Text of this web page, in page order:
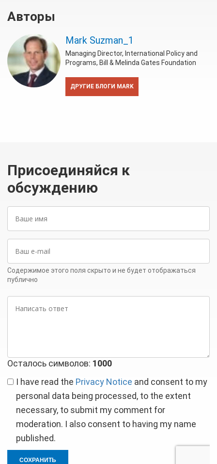
Авторы
Mark Suzman_1
Managing Director, International Policy and
Programs, Bill & Melinda Gates Foundation
ДРУГИЕ БЛОГИ MARK
Присоединяйся к
обсуждению
имя
mail
Содержимое этого поля скрыто и не будет отображаться
публично
ответ
Осталось символов: 1000
I have read the Privacy Notice and consent to my
personal data being processed, to the extent
necessary, to submit my comment for
moderation. I also consent to having my name
published.
СОХРАНИТЬ